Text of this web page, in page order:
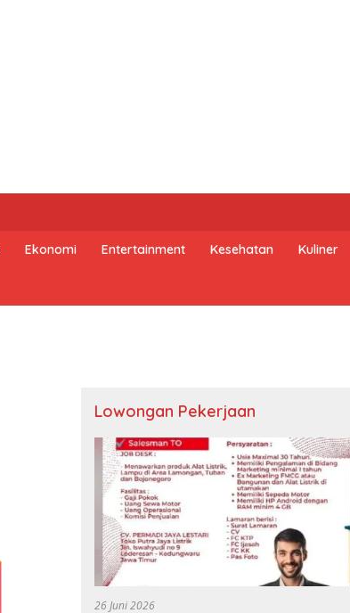
Ekonomi Entertainment Kesehatan Kuliner
Lowongan Pekerjaan
26 Juni 2026